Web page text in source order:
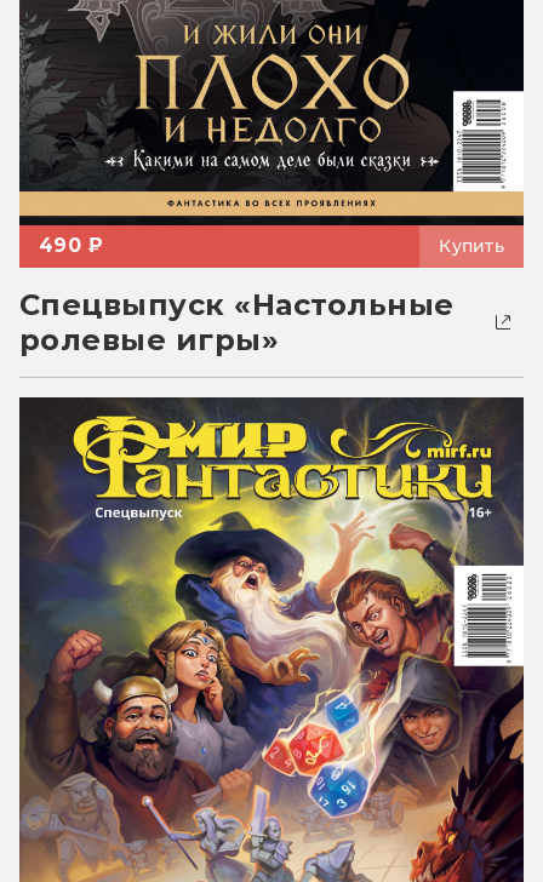
490 ₽ Купить
Спецвыпуск «Настольные
ролевые игры»